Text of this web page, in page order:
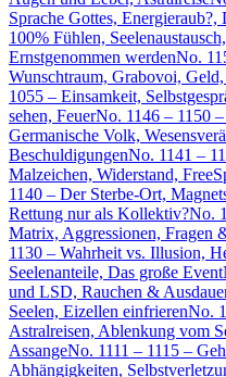
Sprache Gottes, Energieraub?,
100% Fühlen,
Ernstgenommen werdenNo.
Wunschtraum, Grabovoi,
1055 – Einsamkeit,
sehen, FeuerNo. 1146 – 1150
Germanische Volk,
BeschuldigungenNo. 1141 –
Malzeichen, Widerstand,
1140 – Der Sterbe-Ort,
Rettung nur als Kollektiv?No.
Matrix, Aggressionen, Fragen
1130 – Wahrheit vs. Illusion,
Seelenanteile, Das große Event
und LSD, Rauchen &
Seelen, Eizellen einfrierenNo.
Astralreisen, Ablenkung vom
AssangeNo. 1111 – 1115 –
Abhängigkeiten,